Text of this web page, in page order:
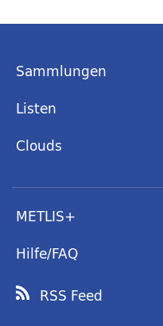
Sammlungen
Listen
Clouds
METLIS+
Hilfe/FAQ
RSS Feed